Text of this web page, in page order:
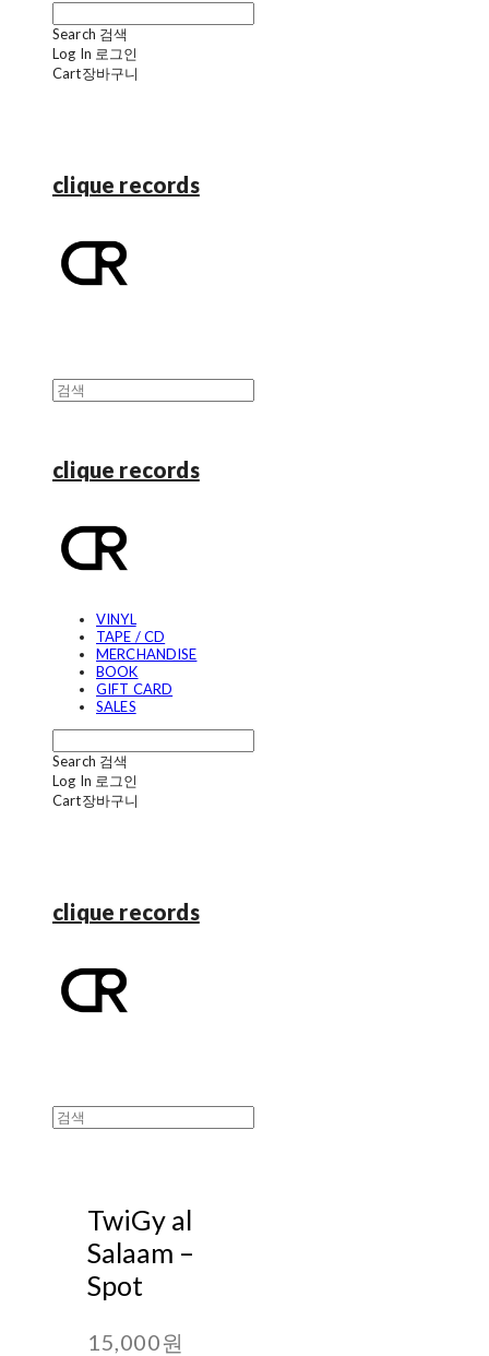
Search 검색
Log In 로그인
Cart장바구니
clique records
clique records
VINYL
TAPE / CD
MERCHANDISE
BOOK
GIFT CARD
SALES
Search 검색
Log In 로그인
Cart장바구니
clique records
TwiGy al
Salaam –
Spot
15,000원